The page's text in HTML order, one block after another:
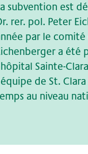
subvention est
rer. pol. Peter
par le comité
a été
Sainte-
de St.
au niveau